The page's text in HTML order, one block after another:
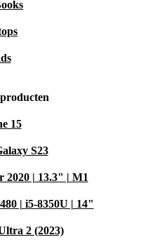
15
S23
2020 | 13.3" | M1
| i5-8350U | 14"
2 (2023)